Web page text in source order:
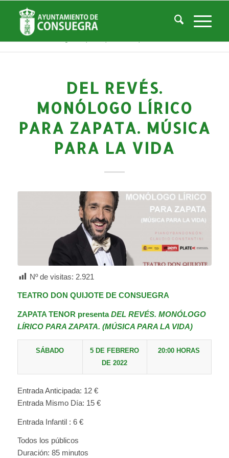
Noticias
Usted está aquí: Inicio / Noticias Cultura /
Teatro Don Quijote / Histórico de Eventos Teatro
DEL REVÉS.
MONÓLOGO LÍRICO
PARA ZAPATA. MÚSICA
PARA LA VIDA
Nº de visitas: 2.921
TEATRO DON QUIJOTE DE CONSUEGRA
ZAPATA TENOR presentaDEL REVÉS. MONÓLOGO
LÍRICO PARA ZAPATA. (MÚSICA PARA LA VIDA)
SÁBADO
5 DE FEBRERO
DE 2022
20:00 HORAS
Entrada Anticipada: 12 €
Entrada Mismo Día: 15 €
Entrada Infantil : 6 €
Todos los públicos
Duración: 85 minutos